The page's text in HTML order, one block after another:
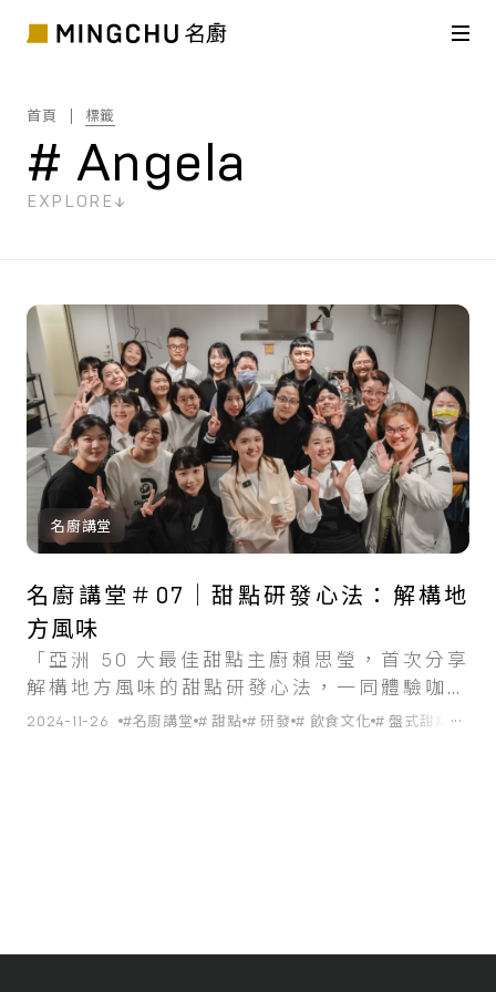
首頁 標籤
# Angela
EXPLORE
共 筆搜尋結果
名廚講堂
名廚講堂＃07｜甜點研發心法：解構地
方風味
「亞洲 50 大最佳甜點主廚賴思瑩，首次分享
解構地方風味的甜點研發心法，一同體驗咖啡
與台灣古早味結合的風味碰撞。」
2024-11-26 #名廚講堂 # 甜點 # 研發 # 飲食文化 # 盤式甜點 # 餐
...